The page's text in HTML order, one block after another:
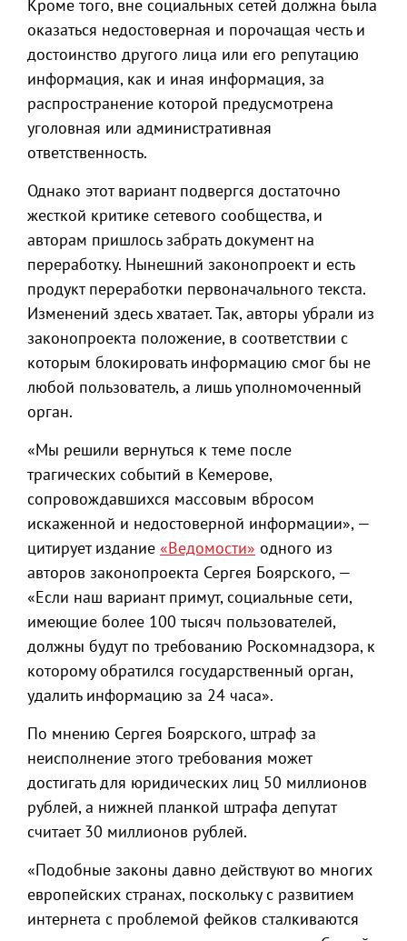
Кроме того, вне социальных сетей должна была
оказаться недостоверная и порочащая честь и
достоинство другого лица или его репутацию
информация, как и иная информация, за
распространение которой предусмотрена
уголовная или административная
ответственность.
Однако этот вариант подвергся достаточно
жесткой критике сетевого сообщества, и
авторам пришлось забрать документ на
переработку. Нынешний законопроект и есть
продукт переработки первоначального текста.
Изменений здесь хватает. Так, авторы убрали из
законопроекта положение, в соответствии с
которым блокировать информацию смог бы не
любой пользователь, а лишь уполномоченный
орган.
«Мы решили вернуться к теме после
трагических событий в Кемерове,
сопровождавшихся массовым вбросом
искаженной и недостоверной информации», —
цитирует издание «Ведомости» одного из
авторов законопроекта Сергея Боярского, —
«Если наш вариант примут, социальные сети,
имеющие более 100 тысяч пользователей,
должны будут по требованию Роскомнадзора, к
которому обратился государственный орган,
удалить информацию за 24 часа».
По мнению Сергея Боярского, штраф за
неисполнение этого требования может
достигать для юридических лиц 50 миллионов
рублей, а нижней планкой штрафа депутат
считает 30 миллионов рублей.
«Подобные законы давно действуют во многих
европейских странах, поскольку с развитием
интернета с проблемой фейков сталкиваются